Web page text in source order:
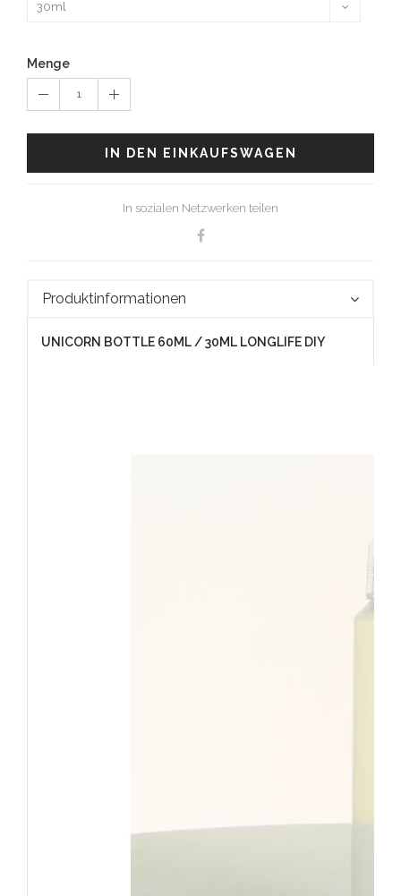
Menge
1
IN DEN EINKAUFSWAGEN
In sozialen Netzwerken teilen
Produktinformationen
UNICORN BOTTLE 60ML / 30ML LONGLIFE DIY